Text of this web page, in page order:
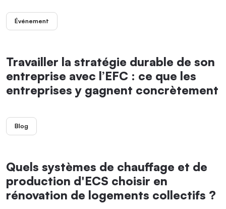
Événement
Travailler la stratégie durable de son
entreprise avec l’EFC : ce que les
entreprises y gagnent concrètement
Blog
Quels systèmes de chauffage et de
production d'ECS choisir en
rénovation de logements collectifs ?